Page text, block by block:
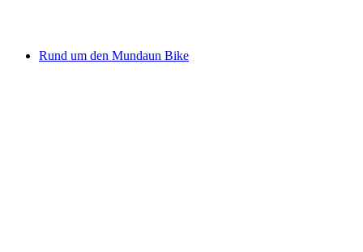
Rund um den Mundaun Bike